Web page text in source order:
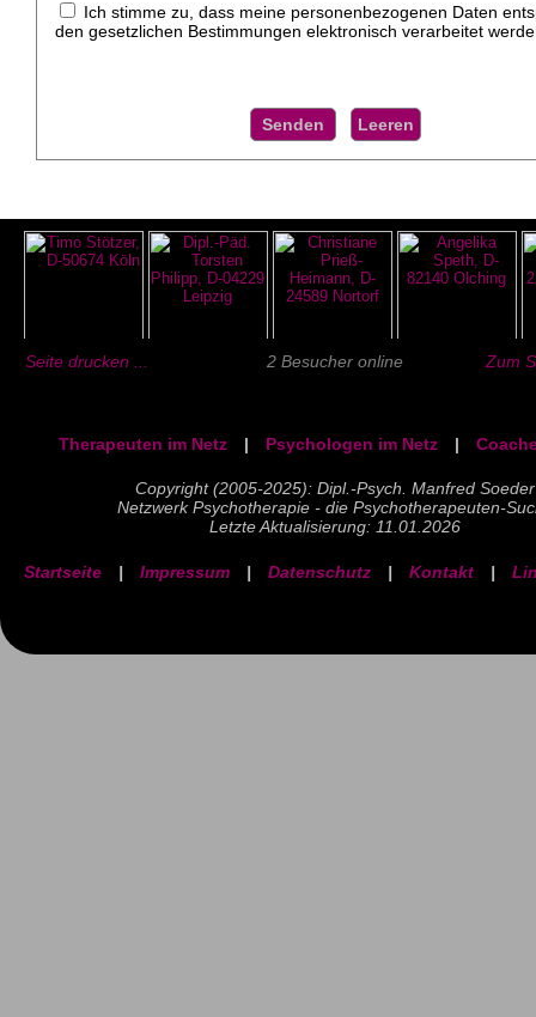
Ich stimme zu, dass meine personenbezogenen Daten
den gesetzlichen Bestimmungen elektronisch verarbeitet
Seite drucken ... 2 Besucher online Zum
Therapeuten im Netz | Psychologen im Netz |
Copyright (2005-2025): Dipl.-Psych. Manfred Soeder
Netzwerk Psychotherapie - die Psychotherapeuten-
Letzte Aktualisierung: 11.01.2026
Startseite | Impressum | Datenschutz | Kontakt |